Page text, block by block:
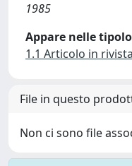
1985
Appare nelle
1.1 Articolo in rivista
File in questo
Non ci sono file